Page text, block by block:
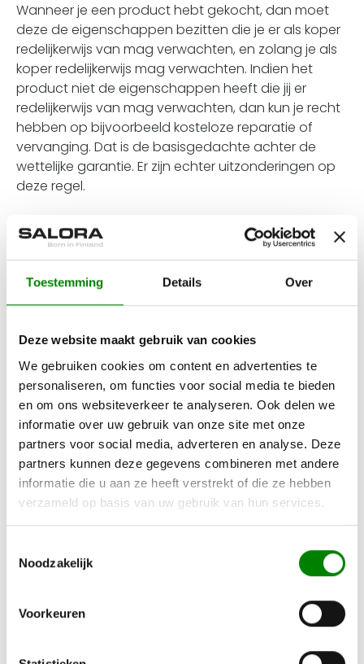
Toestemming Details Over
Deze website maakt gebruik van cookies
We gebruiken cookies om content en advertenties te
personaliseren, om functies voor social media te bieden
en om ons websiteverkeer te analyseren. Ook delen we
informatie over uw gebruik van onze site met onze
partners voor social media, adverteren en analyse. Deze
partners kunnen deze gegevens combineren met andere
informatie die u aan ze heeft verstrekt of die ze hebben
verzameld op basis van uw gebruik van hun services.
Noodzakelijk
Voorkeuren
Wanneer je een product hebt gekocht, dan moet
deze de eigenschappen bezitten die je er als koper
redelijkerwijs van mag verwachten, en zolang je als
koper redelijkerwijs mag verwachten. Indien het
product niet de eigenschappen heeft die jij er
redelijkerwijs van mag verwachten, dan kun je recht
hebben op bijvoorbeeld kosteloze reparatie of
vervanging. Dat is de basisgedachte achter de
wettelijke garantie. Er zijn echter uitzonderingen op
deze regel.
Lees meer over de wettelijke garantie >
https://salora.nl/veelgestelde-vragen
2 jaar fabrieksgarantie van Salora
Naast de wettelijke garantie biedt Salora een 2-
misgaat in de eerste 2 jaar, dan kun je direct gebruik
maken van de reparatieservice van Salora. Ons
team van gespecialiseerde technici staat voor je
klaar.
Maak nu online een afspraak >
https://salora.nl/service
Bekijk de garantievoorwaarden >